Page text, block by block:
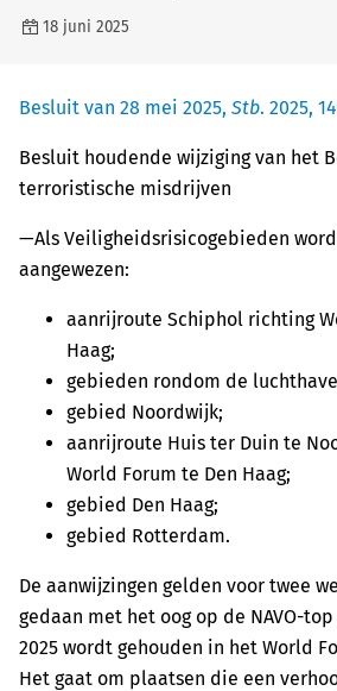
18 juni 2025
Besluit van 28 mei 2025, Stb. 2025,
Besluit houdende wijziging van het
terroristische misdrijven
—Als Veiligheidsrisicogebieden
aangewezen:
aanrijroute Schiphol richting
Haag;
gebieden rondom de
gebied Noordwijk;
aanrijroute Huis ter Duin te
World Forum te Den Haag;
gebied Den Haag;
gebied Rotterdam.
De aanwijzingen gelden voor twee
gedaan met het oog op de NAVO-
2025 wordt gehouden in het World
Het gaat om plaatsen die een